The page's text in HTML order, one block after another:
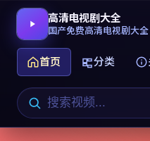
高清电视剧大全
国产免费高清电视剧大全
首页 分类